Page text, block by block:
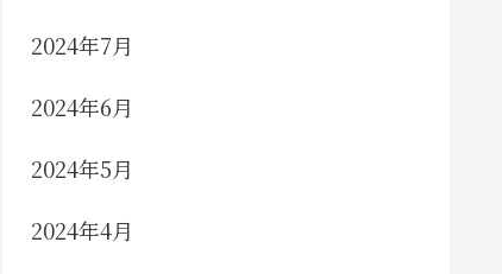
2024年7月
2024年6月
2024年5月
2024年4月